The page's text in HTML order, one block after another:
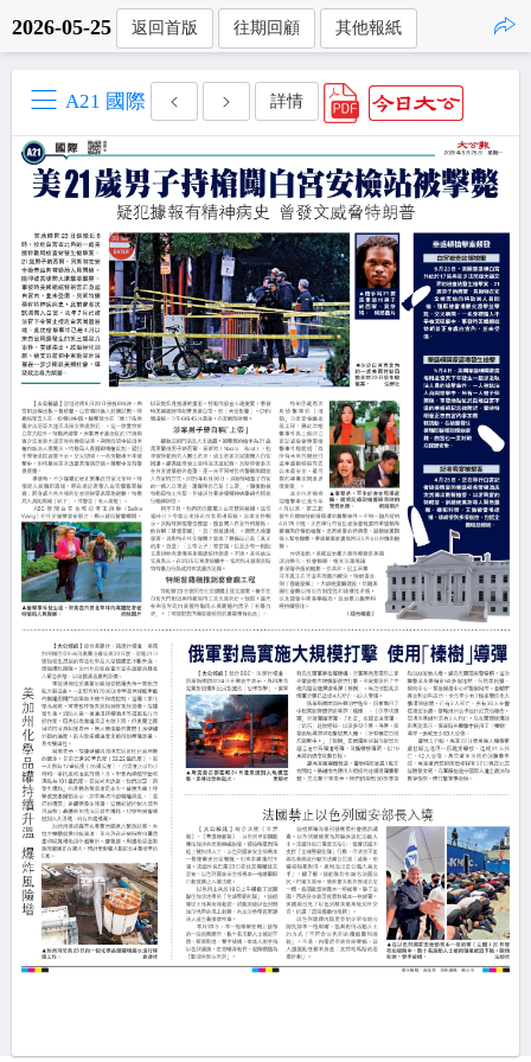
2026-05-25 返回首版 往期回顧 其他報紙
A21 國際 詳情